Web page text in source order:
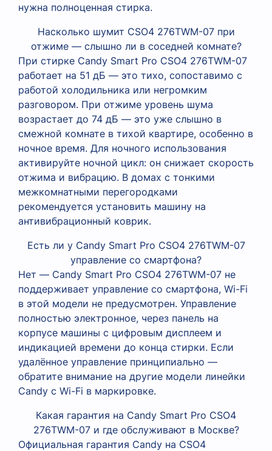
нужна полноценная стирка.
Насколько шумит CSO4 276TWM-07 при
отжиме — слышно ли в соседней комнате?
При стирке Candy Smart Pro CSO4 276TWM-07
работает на 51 дБ — это тихо, сопоставимо с
работой холодильника или негромким
разговором. При отжиме уровень шума
возрастает до 74 дБ — это уже слышно в
смежной комнате в тихой квартире, особенно в
ночное время. Для ночного использования
активируйте ночной цикл: он снижает скорость
отжима и вибрацию. В домах с тонкими
межкомнатными перегородками
рекомендуется установить машину на
антивибрационный коврик.
Есть ли у Candy Smart Pro CSO4 276TWM-07
управление со смартфона?
Нет — Candy Smart Pro CSO4 276TWM-07 не
поддерживает управление со смартфона, Wi-Fi
в этой модели не предусмотрен. Управление
полностью электронное, через панель на
корпусе машины с цифровым дисплеем и
индикацией времени до конца стирки. Если
удалённое управление принципиально —
обратите внимание на другие модели линейки
Candy с Wi-Fi в маркировке.
Какая гарантия на Candy Smart Pro CSO4
276TWM-07 и где обслуживают в Москве?
Официальная гарантия Candy на CSO4